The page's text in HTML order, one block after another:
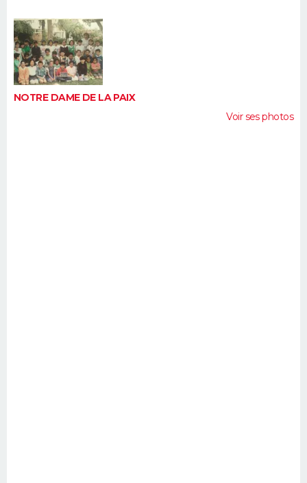
Bricolage
Lifestyle
Culture
Sport
Auto
Television
Voyage
Cinema
NOTRE DAME DE LA PAIX
Voir ses photos